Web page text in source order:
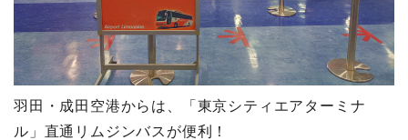
羽田・成田空港からは、「東京シティエアターミナ
ル」直通リムジンバスが便利！